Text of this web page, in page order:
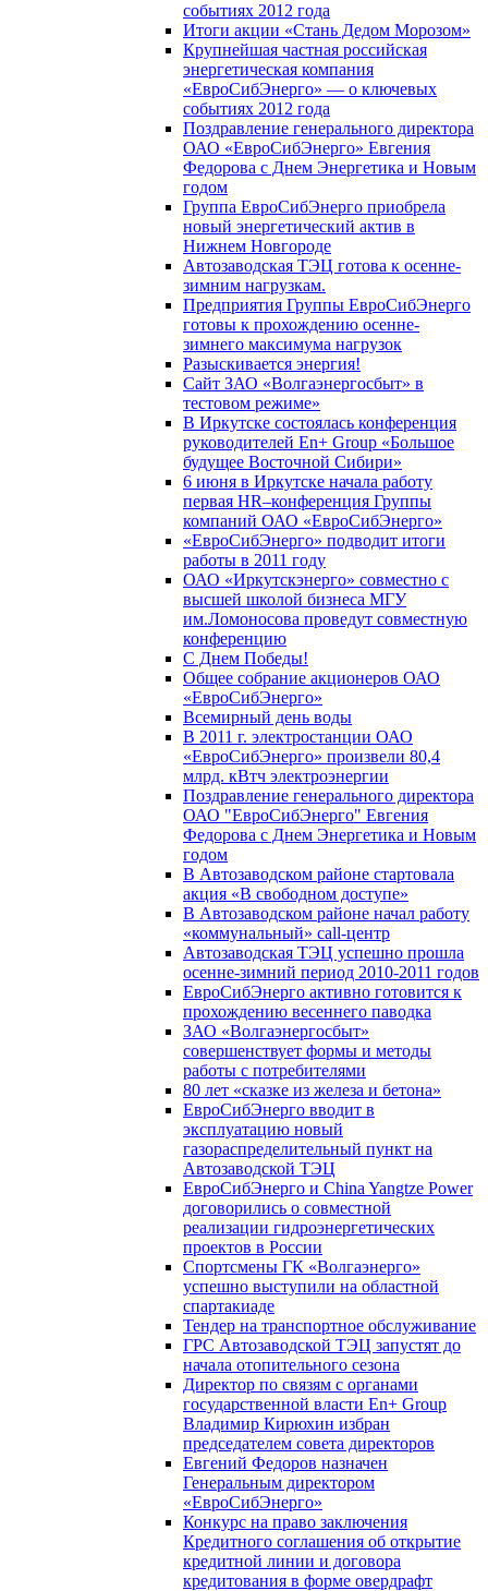
событиях 2012 года
Итоги акции «Стань Дедом Морозом»
Крупнейшая частная российская
энергетическая компания
«ЕвроСибЭнерго» — о ключевых
событиях 2012 года
Поздравление генерального директора
ОАО «ЕвроСибЭнерго» Евгения
Федорова с Днем Энергетика и Новым
годом
Группа ЕвроСибЭнерго приобрела
новый энергетический актив в
Нижнем Новгороде
Автозаводская ТЭЦ готова к осенне-
зимним нагрузкам.
Предприятия Группы ЕвроСибЭнерго
готовы к прохождению осенне-
зимнего максимума нагрузок
Разыскивается энергия!
Сайт ЗАО «Волгаэнергосбыт» в
тестовом режиме»
В Иркутске состоялась конференция
руководителей En+ Group «Большое
будущее Восточной Сибири»
6 июня в Иркутске начала работу
первая HR–конференция Группы
компаний ОАО «ЕвроСибЭнерго»
«ЕвроСибЭнерго» подводит итоги
работы в 2011 году
ОАО «Иркутскэнерго» совместно с
высшей школой бизнеса МГУ
им.Ломоносова проведут совместную
конференцию
С Днем Победы!
Общее собрание акционеров ОАО
«ЕвроСибЭнерго»
Всемирный день воды
В 2011 г. электростанции ОАО
«ЕвроСибЭнерго» произвели 80,4
млрд. кВтч электроэнергии
Поздравление генерального директора
ОАО "ЕвроСибЭнерго" Евгения
Федорова с Днем Энергетика и Новым
годом
В Автозаводском районе стартовала
акция «В свободном доступе»
В Автозаводском районе начал работу
«коммунальный» call-центр
Автозаводская ТЭЦ успешно прошла
осенне-зимний период 2010-2011 годов
ЕвроСибЭнерго активно готовится к
прохождению весеннего паводка
ЗАО «Волгаэнергосбыт»
совершенствует формы и методы
работы с потребителями
80 лет «сказке из железа и бетона»
ЕвроСибЭнерго вводит в
эксплуатацию новый
газораспределительный пункт на
Автозаводской ТЭЦ
ЕвроСибЭнерго и China Yangtze Power
договорились о совместной
реализации гидроэнергетических
проектов в России
Спортсмены ГК «Волгаэнерго»
успешно выступили на областной
спартакиаде
Тендер на транспортное обслуживание
ГРС Автозаводской ТЭЦ запустят до
начала отопительного сезона
Директор по связям с органами
государственной власти En+ Group
Владимир Кирюхин избран
председателем совета директоров
Евгений Федоров назначен
Генеральным директором
«ЕвроСибЭнерго»
Конкурс на право заключения
Кредитного соглашения об открытие
кредитной линии и договора
кредитования в форме овердрафт